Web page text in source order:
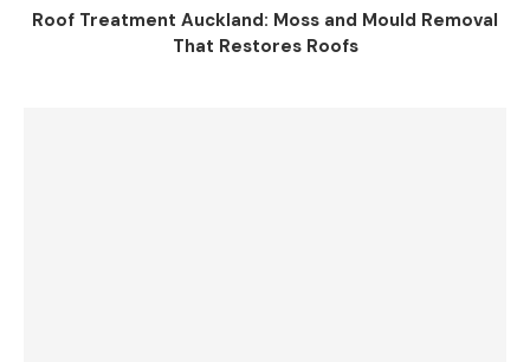
Roof Treatment Auckland: Moss and Mould Removal
That Restores Roofs